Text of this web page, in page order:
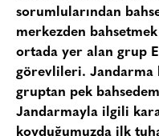
sorumlularından
merkezden
ortada yer alan grup
görevlileri. Jandarma
gruptan pek
Jandarmayla ilgili
koyduğumuzda ilk